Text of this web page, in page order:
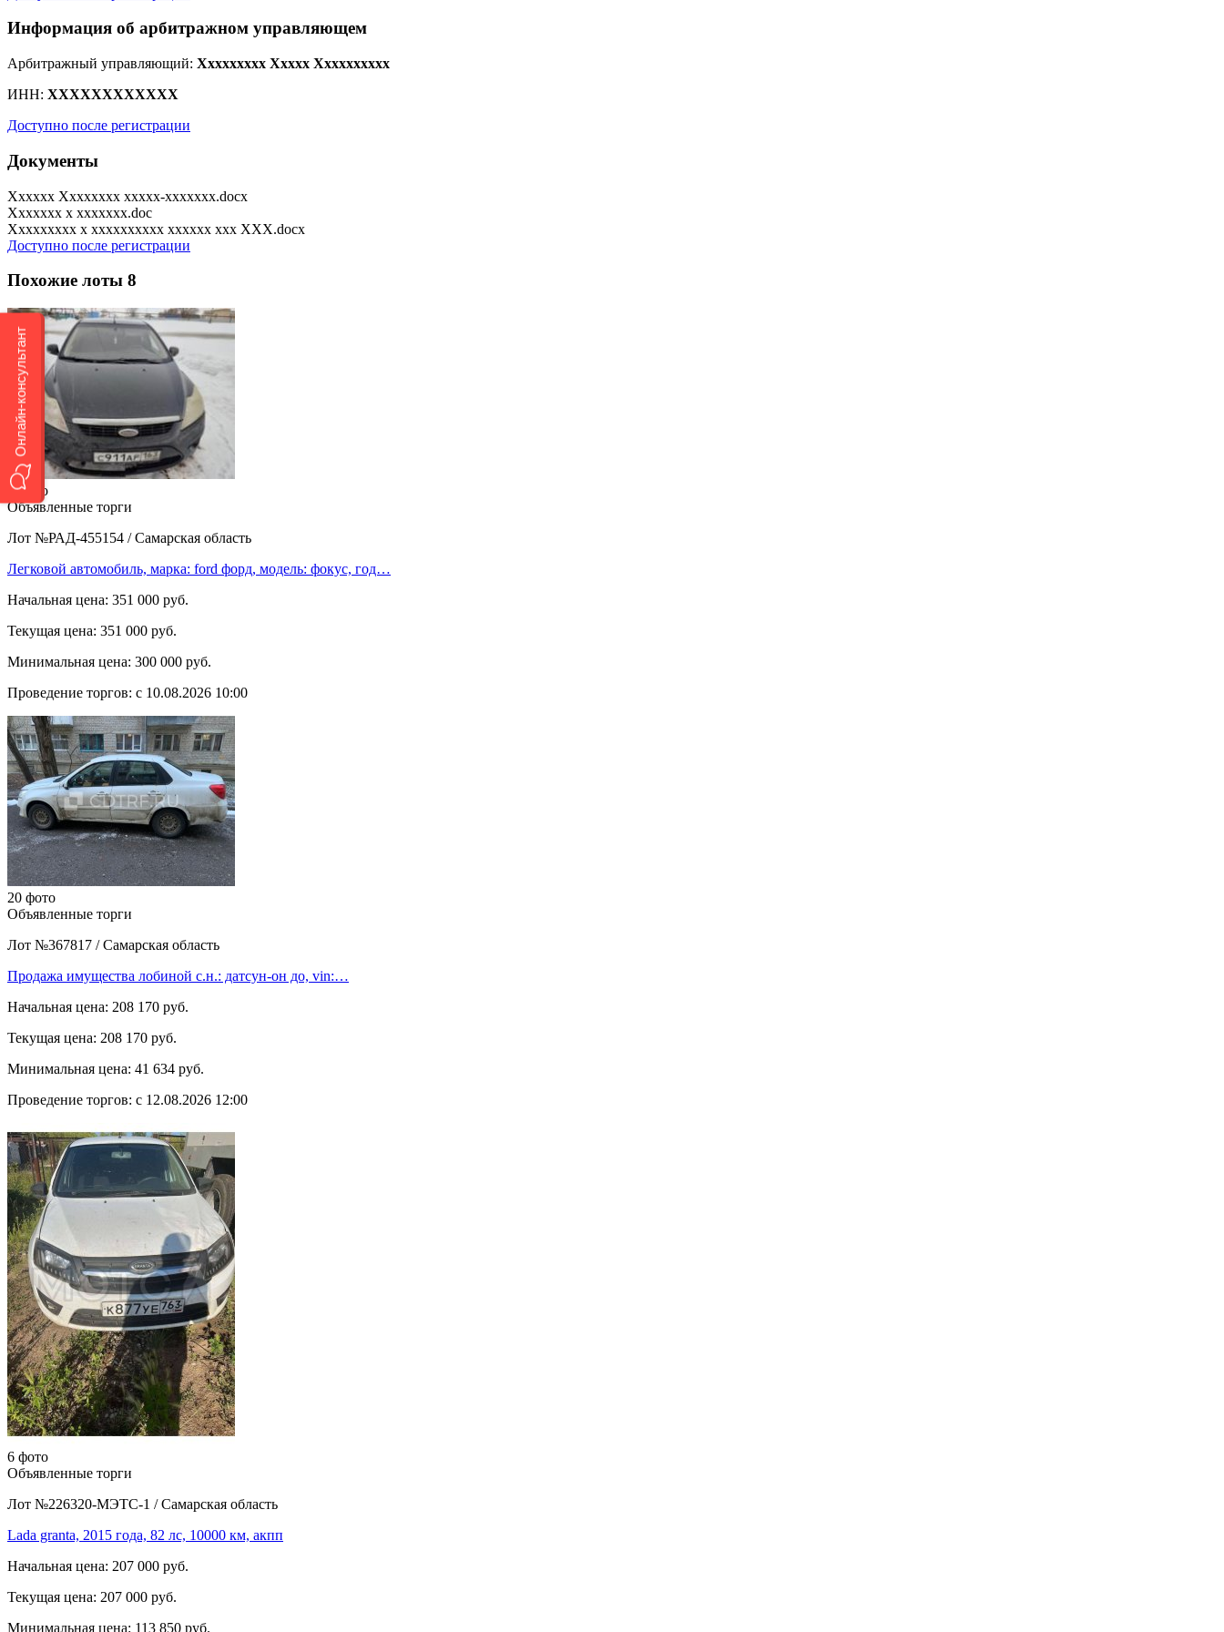
Информация об арбитражном управляющем
Арбитражный управляющий: Xxxxxxxxx Xxxxx Xxxxxxxxxx
ИНН: XXXXXXXXXXXX
Доступно после регистрации
Документы
Xxxxxx Xxxxxxxx xxxxx-xxxxxxx.docx
Xxxxxxx x xxxxxxx.doc
Xxxxxxxxx x xxxxxxxxxx xxxxxx xxx XXX.docx
Доступно после регистрации
Похожие лоты 8
2 фото
Объявленные торги
Лот №РАД-455154 / Самарская область
Легковой автомобиль, марка: ford форд, модель: фокус, год…
Начальная цена: 351 000 руб.
Текущая цена: 351 000 руб.
Минимальная цена: 300 000 руб.
Проведение торгов: с 10.08.2026 10:00
20 фото
Объявленные торги
Лот №367817 / Самарская область
Продажа имущества лобиной с.н.: датсун-он до, vin:…
Начальная цена: 208 170 руб.
Текущая цена: 208 170 руб.
Минимальная цена: 41 634 руб.
Проведение торгов: с 12.08.2026 12:00
6 фото
Объявленные торги
Лот №226320-МЭТС-1 / Самарская область
Lada granta, 2015 года, 82 лс, 10000 км, акпп
Начальная цена: 207 000 руб.
Текущая цена: 207 000 руб.
Минимальная цена: 113 850 руб.
Онлайн-консультант